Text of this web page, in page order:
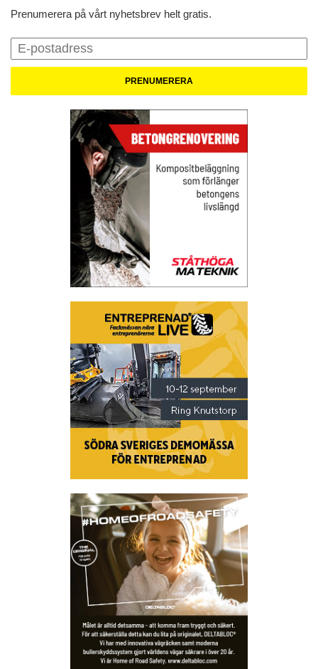
Prenumerera på vårt nyhetsbrev helt gratis.